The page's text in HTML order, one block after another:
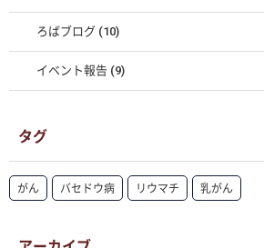
ろばブログ (10)
イベント報告 (9)
タグ
がん バセドウ病 リウマチ 乳がん